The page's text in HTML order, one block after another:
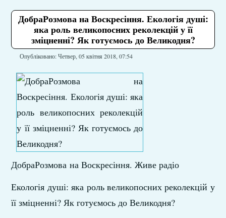
ДобраРозмова на Воскресіння. Екологія душі:
яка роль великопосних реколекцій у її
зміцненні? Як готуємось до Великодня?
Опубліковано: Четвер, 05 квітня 2018, 07:54
ДобраРозмова на Воскресіння. Живе радіо​
Екологія душі: яка роль великопосних реколекцій у
її зміцненні? Як готуємось до Великодня?